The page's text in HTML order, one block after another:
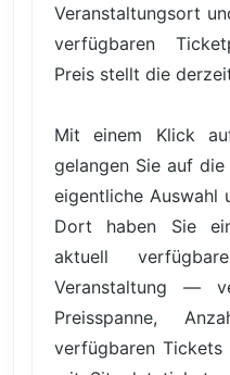
Veranstaltungsort
verfügbaren
Preis stellt die
Mit einem Klick
gelangen Sie auf
eigentliche Auswahl
Dort haben Sie
aktuell
Veranstaltung —
Preisspanne,
verfügbaren Tickets